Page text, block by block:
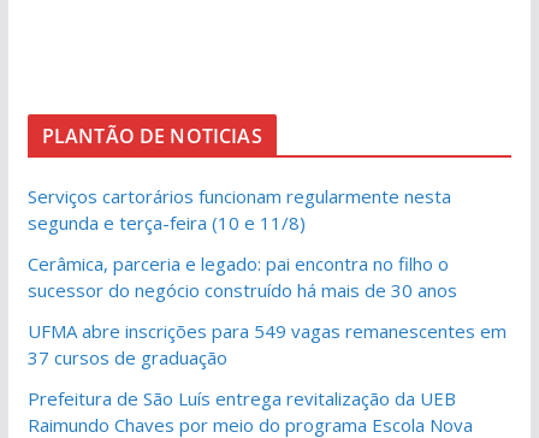
PLANTÃO DE NOTICIAS
Serviços cartorários funcionam regularmente nesta
segunda e terça-feira (10 e 11/8)
Cerâmica, parceria e legado: pai encontra no filho o
sucessor do negócio construído há mais de 30 anos
UFMA abre inscrições para 549 vagas remanescentes em
37 cursos de graduação
Prefeitura de São Luís entrega revitalização da UEB
Raimundo Chaves por meio do programa Escola Nova